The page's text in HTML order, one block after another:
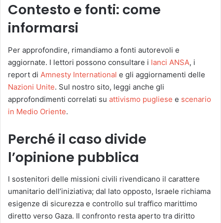
Contesto e fonti: come
informarsi
Per approfondire, rimandiamo a fonti autorevoli e
aggiornate. I lettori possono consultare i lanci ANSA, i
report di Amnesty International e gli aggiornamenti delle
Nazioni Unite. Sul nostro sito, leggi anche gli
approfondimenti correlati su attivismo pugliese e scenario
in Medio Oriente.
Perché il caso divide
l’opinione pubblica
I sostenitori delle missioni civili rivendicano il carattere
umanitario dell’iniziativa; dal lato opposto, Israele richiama
esigenze di sicurezza e controllo sul traffico marittimo
diretto verso Gaza. Il confronto resta aperto tra diritto